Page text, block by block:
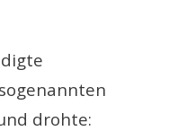
drohte: